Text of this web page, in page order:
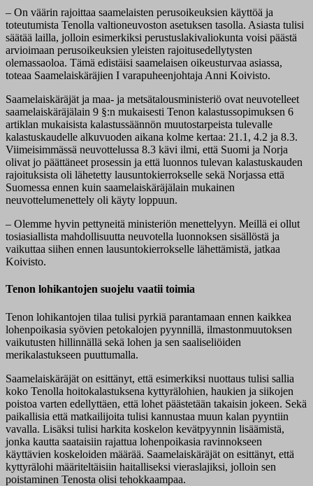
– On väärin rajoittaa saamelaisten perusoikeuksien käyttöä ja
toteutumista Tenolla valtioneuvoston asetuksen tasolla. Asiasta tulisi
säätää lailla, jolloin esimerkiksi perustuslakivaliokunta voisi päästä
arvioimaan perusoikeuksien yleisten rajoitusedellytysten
olemassaoloa. Tämä edistäisi saamelaisen oikeusturvaa asiassa,
toteaa Saamelaiskäräjien I varapuheenjohtaja Anni Koivisto.
Saamelaiskäräjät ja maa- ja metsätalousministeriö ovat neuvotelleet
saamelaiskäräjälain 9 §:n mukaisesti Tenon kalastussopimuksen 6
artiklan mukaisista kalastussäännön muutostarpeista tulevalle
kalastuskaudelle alkuvuoden aikana kolme kertaa: 21.1, 4.2 ja 8.3.
Viimeisimmässä neuvottelussa 8.3 kävi ilmi, että Suomi ja Norja
olivat jo päättäneet prosessin ja että luonnos tulevan kalastuskauden
rajoituksista oli lähetetty lausuntokierrokselle sekä Norjassa että
Suomessa ennen kuin saamelaiskäräjälain mukainen
neuvottelumenettely oli käyty loppuun.
– Olemme hyvin pettyneitä ministeriön menettelyyn. Meillä ei ollut
tosiasiallista mahdollisuutta neuvotella luonnoksen sisällöstä ja
vaikuttaa siihen ennen lausuntokierrokselle lähettämistä, jatkaa
Koivisto.
Tenon lohikantojen suojelu vaatii toimia
Tenon lohikantojen tilaa tulisi pyrkiä parantamaan ennen kaikkea
lohenpoikasia syövien petokalojen pyynnillä, ilmastonmuutoksen
vaikutusten hillinnällä sekä lohen ja sen saaliseliöiden
merikalastukseen puuttumalla.
Saamelaiskäräjät on esittänyt, että esimerkiksi nuottaus tulisi sallia
koko Tenolla hoitokalastuksena kyttyrälohien, haukien ja siikojen
poistoa varten edellyttäen, että lohet päästetään takaisin jokeen. Sekä
paikallisia että matkailijoita tulisi kannustaa muun kalan pyyntiin
vavalla. Lisäksi tulisi harkita koskelon kevätpyynnin lisäämistä,
jonka kautta saataisiin rajattua lohenpoikasia ravinnokseen
käyttävien koskeloiden määrää. Saamelaiskäräjät on esittänyt, että
kyttyrälohi määriteltäisiin haitalliseksi vieraslajiksi, jolloin sen
poistaminen Tenosta olisi tehokkaampaa.